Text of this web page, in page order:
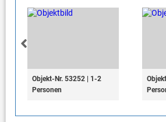
Objekt-Nr. 53252 | 1-2
Personen